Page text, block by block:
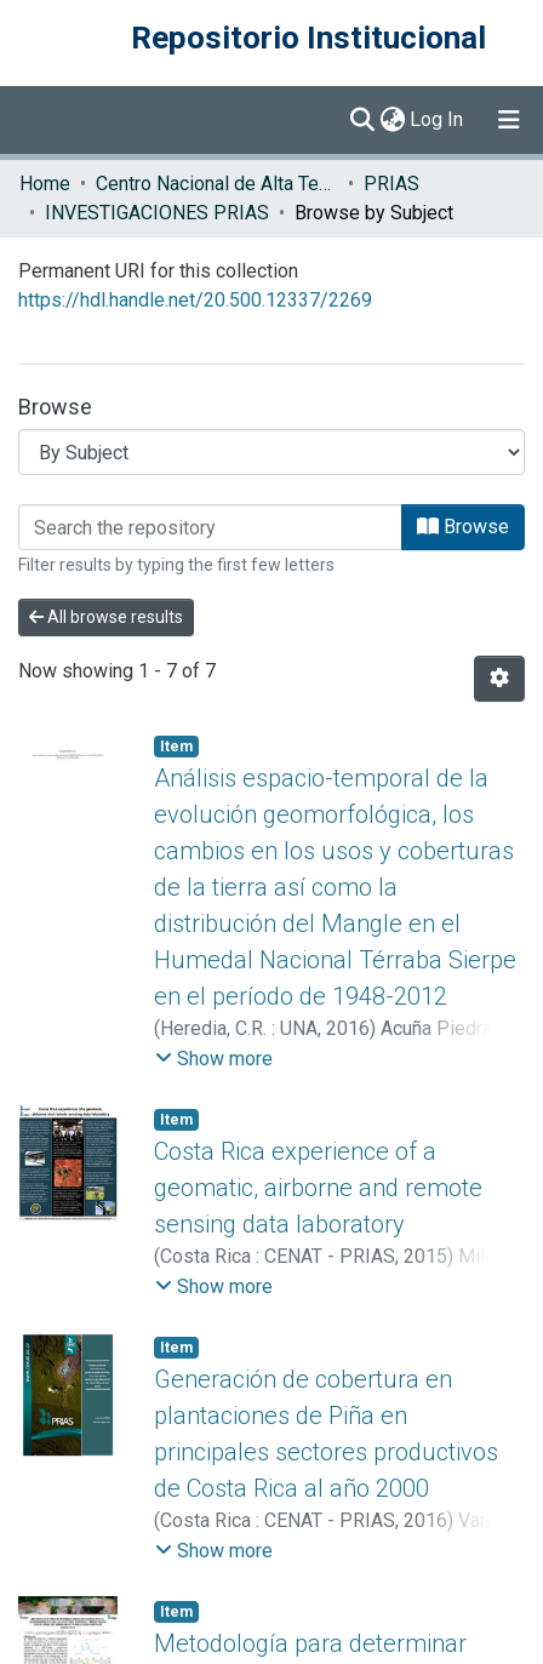
Repositorio Institucional
Log In (current)
Communities & Collections
Browse DSpace
Home Centro Nacional de Alta Tecnología (CENAT)
PRIAS
INVESTIGACIONES PRIAS
Browse by Subject
Permanent URI for this collection
https://hdl.handle.net/20.500.12337/2269
Browse
Browsing INVESTIGACIONES PRIAS
Browse
Filter results by typing the first few letters
All browse results
Now showing 1 - 7 of 7
Item
Análisis espacio-temporal de la
evolución geomorfológica, los
cambios en los usos y coberturas
de la tierra así como la
distribución del Mangle en el
Humedal Nacional Térraba Sierpe
en el período de 1948-2012
(Heredia, C.R. : UNA, 2016) Acuña Piedra,
Jéssica Francini
Show more
Item
Costa Rica experience of a
geomatic, airborne and remote
sensing data laboratory
(Costa Rica : CENAT - PRIAS, 2015) Miller
Granados, Cornelia
Show more
Item
Generación de cobertura en
plantaciones de Piña en
principales sectores productivos
de Costa Rica al año 2000
(Costa Rica : CENAT - PRIAS, 2016) Vargas
Bolaños, Christian
Show more
Item
Metodología para determinar